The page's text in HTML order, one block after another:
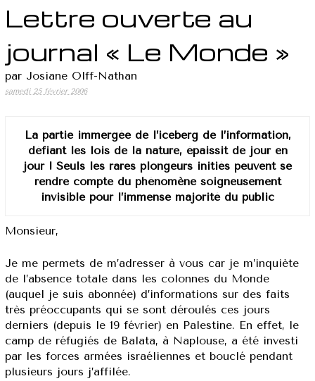
Lettre ouverte au
journal « Le Monde »
par Josiane Olff-Nathan
samedi 25 février 2006
La partie immergée de l’iceberg de l’information,
défiant les lois de la nature, épaissit de jour en
jour ! Seuls les rares plongeurs initiés peuvent se
rendre compte du phénomène soigneusement
invisible pour l’immense majorité du public
Monsieur,
Je me permets de m’adresser à vous car je m’inquiète
de l’absence totale dans les colonnes du Monde
(auquel je suis abonnée) d’informations sur des faits
très préoccupants qui se sont déroulés ces jours
derniers (depuis le 19 février) en Palestine. En effet, le
camp de réfugiés de Balata, à Naplouse, a été investi
par les forces armées israéliennes et bouclé pendant
plusieurs jours j’affilée.